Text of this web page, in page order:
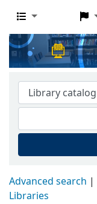
Advanced search
Libraries